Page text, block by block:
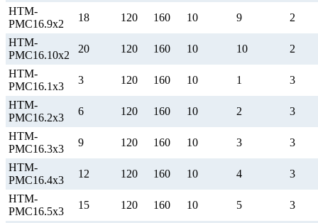
НТМ-
РМС16.9х2
18 120 160 10 9 2
НТМ-
РМС16.10х2
20 120 160 10 10 2
НТМ-
РМС16.1х3
3 120 160 10 1 3
НТМ-
РМС16.2х3
6 120 160 10 2 3
НТМ-
РМС16.3х3
9 120 160 10 3 3
НТМ-
РМС16.4х3
12 120 160 10 4 3
НТМ-
РМС16.5х3
15 120 160 10 5 3